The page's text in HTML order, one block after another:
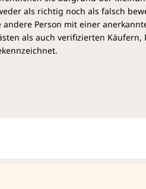
als richtig noch als falsch
Person mit einer
als auch verifizierten